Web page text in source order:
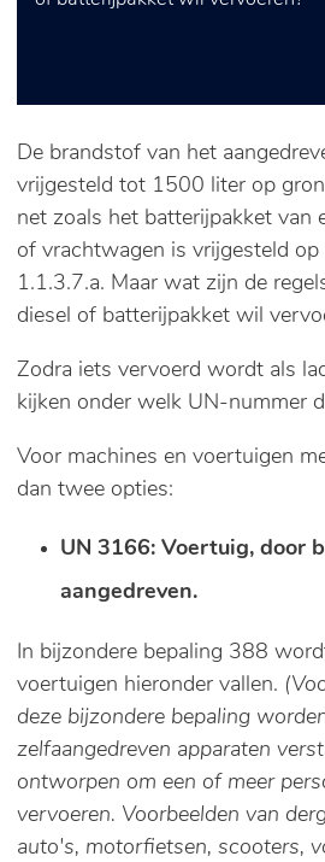
De brandstof van het
vrijgesteld tot 1500 liter op
net zoals het batterijpakket van
of vrachtwagen is vrijgesteld
1.1.3.7.a. Maar wat zijn de
diesel of batterijpakket wil
Zodra iets vervoerd wordt als
kijken onder welk UN-nummer
Voor machines en voertuigen
dan twee opties:
UN 3166: Voertuig, door
aangedreven.
In bijzondere bepaling 388
voertuigen hieronder vallen.
deze bijzondere bepaling
zelfaangedreven apparaten
ontworpen om een of meer
vervoeren. Voorbeelden van
auto's, motorfietsen, scooters,